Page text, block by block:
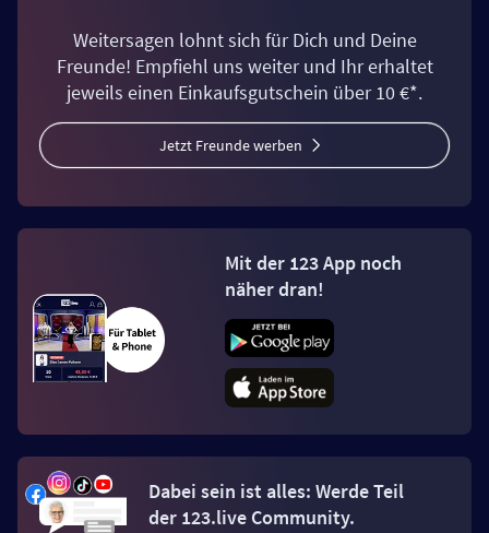
Weitersagen lohnt sich für Dich und Deine
Freunde! Empfiehl uns weiter und Ihr erhaltet
jeweils einen Einkaufsgutschein über 10 €*.
Jetzt Freunde werben
Mit der 123 App noch
näher dran!
Dabei sein ist alles: Werde Teil
der 123.live Community.